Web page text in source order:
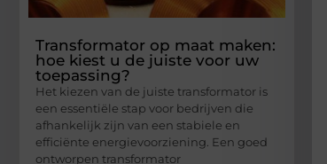
Transformator op maat maken:
hoe kiest u de juiste voor uw
toepassing?
Het kiezen van de juiste transformator is
een essentiële stap voor bedrijven die
afhankelijk zijn van een stabiele en
efficiënte energievoorziening. Een goed
ontworpen transformator